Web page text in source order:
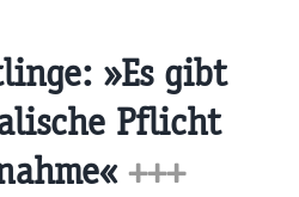
»Es gibt
Pflicht
+++